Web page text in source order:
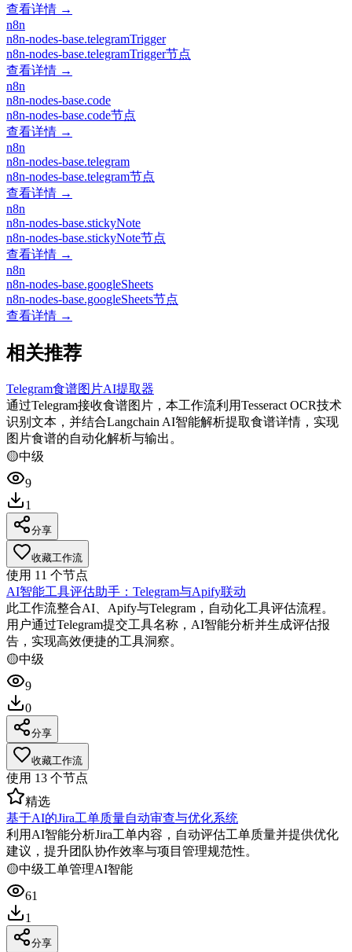
查看详情 →
n8n
n8n-nodes-base.telegramTrigger
n8n-nodes-base.telegramTrigger节点
查看详情 →
n8n
n8n-nodes-base.code
n8n-nodes-base.code节点
查看详情 →
n8n
n8n-nodes-base.telegram
n8n-nodes-base.telegram节点
查看详情 →
n8n
n8n-nodes-base.stickyNote
n8n-nodes-base.stickyNote节点
查看详情 →
n8n
n8n-nodes-base.googleSheets
n8n-nodes-base.googleSheets节点
查看详情 →
相关推荐
Telegram食谱图片AI提取器
通过Telegram接收食谱图片，本工作流利用Tesseract OCR技术
识别文本，并结合Langchain AI智能解析提取食谱详情，实现
图片食谱的自动化解析与输出。
🟡中级
9
1
分享
收藏工作流
使用 11 个节点
AI智能工具评估助手：Telegram与Apify联动
此工作流整合AI、Apify与Telegram，自动化工具评估流程。
用户通过Telegram提交工具名称，AI智能分析并生成评估报
告，实现高效便捷的工具洞察。
🟡中级
9
0
分享
收藏工作流
使用 13 个节点
精选
基于AI的Jira工单质量自动审查与优化系统
利用AI智能分析Jira工单内容，自动评估工单质量并提供优化
建议，提升团队协作效率与项目管理规范性。
🟡中级工单管理AI智能
61
1
分享